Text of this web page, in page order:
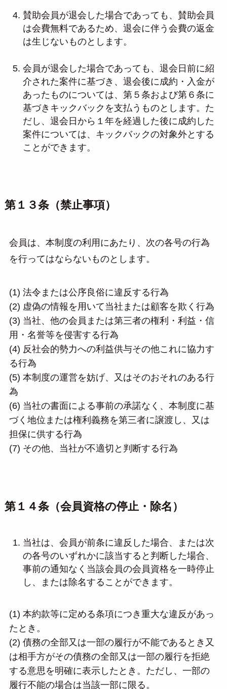
賛助会員が退会した場合であっても、賛助会員
は会費無料であるため、退会に伴う会費の返金
は生じないものとします。
会員が退会した場合であっても、退会日前に紹
介された案件に基づき、退会後に成約・入金が
あったものについては、第５条および第６条に
基づきキックバックを支払うものとします。た
だし、退会日から１年を経過した後に成約した
案件については、キックバックの対象外とする
ことができます。
第１３条（禁止事項）
会員は、本制度の利用にあたり、次の各号の行為
を行ってはならないものとします。
(1) 法令または公序良俗に違反する行為
(2) 虚偽の情報を用いて当社または顧客を欺く行為
(3) 当社、他の会員または第三者の権利・利益・信
用・名誉等を侵害する行為
(4) 反社会的勢力への利益供与その他これに協力す
る行為
(5) 本制度の運営を妨げ、又はそのおそれのある行
為
(6) 当社の書面による事前の承諾なく、本制度に基
づく地位または権利義務を第三者に譲渡し、又は
担保に供する行為
(7) その他、当社が不適切と判断する行為
第１４条（会員資格の停止・除名）
当社は、会員が前条に違反した場合、または次
の各号のいずれかに該当すると判断した場合、
事前の通知なく当該会員の会員資格を一時停止
し、または除名することができます。
(1) 本約款等に定める条項につき重大な違反があっ
たとき。
(2) 債務の全部又は一部の履行が不能であるとき又
は相手方がその債務の全部又は一部の履行を拒絶
する意思を明確に表示したとき。ただし、一部の
履行不能の場合は当該一部に限る。